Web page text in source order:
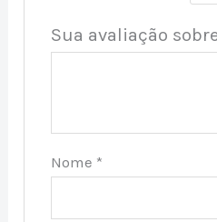
Sua avaliação
Nome *